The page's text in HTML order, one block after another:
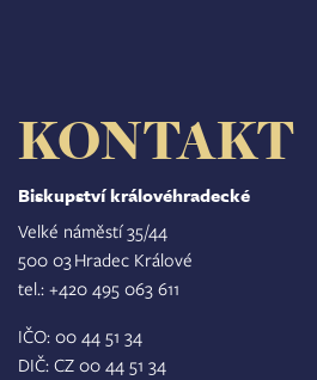
KONTAKT
Biskupství královéhradecké
Velké náměstí 35/44
500 03 Hradec Králové
tel.: +420 495 063 611
IČO: 00 44 51 34
DIČ: CZ 00 44 51 34